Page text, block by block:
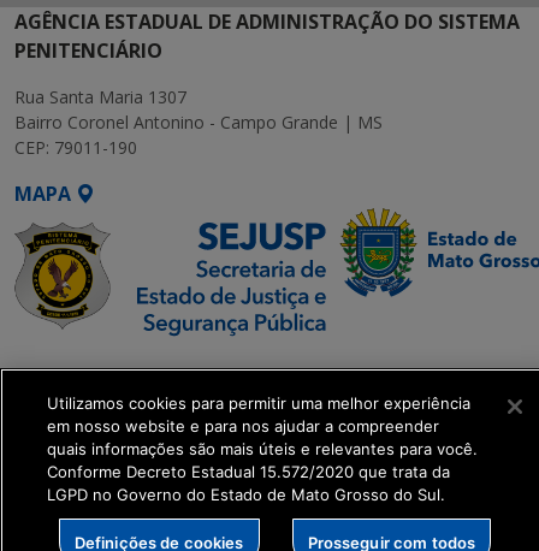
AGÊNCIA ESTADUAL DE ADMINISTRAÇÃO DO SISTEMA
PENITENCIÁRIO
Rua Santa Maria 1307
Bairro Coronel Antonino - Campo Grande | MS
CEP: 79011-190
MAPA
SETDIG | Secretaria-
Executiva de
Transformação Digital
get_footer();
Utilizamos cookies para permitir uma melhor experiência
em nosso website e para nos ajudar a compreender
quais informações são mais úteis e relevantes para você.
Conforme Decreto Estadual 15.572/2020 que trata da
LGPD no Governo do Estado de Mato Grosso do Sul.
Definições de cookies Prosseguir com todos